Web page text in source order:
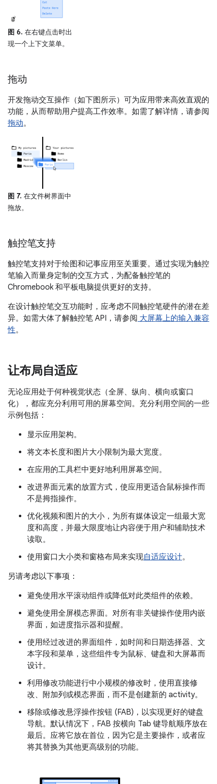
图 6. 在右键点击时出
现一个上下文菜单。
拖动
开发拖动交互操作（如下图所示）可为应用带来高效直观的
功能，从而帮助用户提高工作效率。如需了解详情，请参阅
拖动。
图 7. 在文件树界面中
拖放。
触控笔支持
触控笔支持对于绘图和记事应用至关重要。通过实现为触控
笔输入而量身定制的交互方式，为配备触控笔的
Chromebook 和平板电脑提供更好的支持。
在设计触控笔交互功能时，应考虑不同触控笔硬件的潜在差
异。如需大体了解触控笔 API，请参阅 大屏幕上的输入兼容
性。
让布局自适应
无论应用处于何种视觉状态（全屏、纵向、横向或窗口
化），都应充分利用可用的屏幕空间。充分利用空间的一些
示例包括：
显示应用架构。
将文本长度和图片大小限制为最大宽度。
在应用的工具栏中更好地利用屏幕空间。
改进界面元素的放置方式，使应用更适合鼠标操作而
不是拇指操作。
优化视频和图片的大小，为所有媒体设定一组最大宽
度和高度，并最大限度地让内容便于用户和辅助技术
读取。
使用窗口大小类和窗格布局来实现自适应设计。
另请考虑以下事项：
避免使用水平滚动组件或降低对此类组件的依赖。
避免使用全屏模态界面。对所有非关键操作使用内嵌
界面，如进度指示器和提醒。
使用经过改进的界面组件，如时间和日期选择器、文
本字段和菜单，这些组件专为鼠标、键盘和大屏幕而
设计。
利用修改功能进行中小规模的修改时，使用直接修
改、附加列或模态界面，而不是创建新的 activity。
移除或修改悬浮操作按钮 (FAB)，以实现更好的键盘
导航。默认情况下，FAB 按横向 Tab 键导航顺序放在
最后。应将它放在首位，因为它是主要操作，或者应
将其替换为其他更高级别的功能。